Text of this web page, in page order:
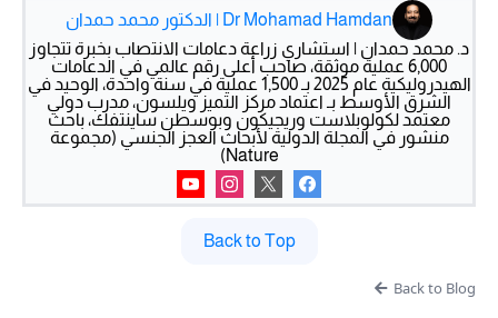
Dr Mohamad Hamdan | الدكتور محمد حمدان
د. محمد حمدان | استشاري زراعة دعامات الانتصاب بخبرة تتجاوز
6,000 عملية موثقة، صاحب أعلى رقم عالمي في الدعامات
الهيدروليكية عام 2025 بـ 1,500 عملية في سنة واحدة، الوحيد في
الشرق الأوسط بـ اعتماد مركز التميز ويلسون، مدرب دولي
معتمد لكولوبلاست وريجيكون وبوسطن ساينتفك، باحث
منشور في المجلة الدولية لأبحاث العجز الجنسي (مجموعة
Nature)
Back to Top
Back to Blog